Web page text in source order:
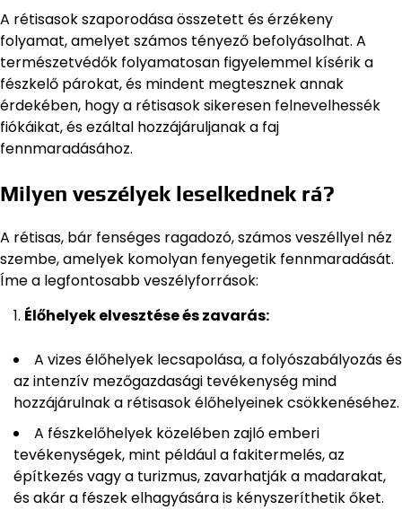
A rétisasok szaporodása összetett és érzékeny
folyamat, amelyet számos tényező befolyásolhat. A
természetvédők folyamatosan figyelemmel kísérik a
fészkelő párokat, és mindent megtesznek annak
érdekében, hogy a rétisasok sikeresen felnevelhessék
fiókáikat, és ezáltal hozzájáruljanak a faj
fennmaradásához.
Milyen veszélyek leselkednek rá?
A rétisas, bár fenséges ragadozó, számos veszéllyel néz
szembe, amelyek komolyan fenyegetik fennmaradását.
Íme a legfontosabb veszélyforrások:
Élőhelyek elvesztése és zavarás:
A vizes élőhelyek lecsapolása, a folyószabályozás és
az intenzív mezőgazdasági tevékenység mind
hozzájárulnak a rétisasok élőhelyeinek csökkenéséhez.
A fészkelőhelyek közelében zajló emberi
tevékenységek, mint például a fakitermelés, az
építkezés vagy a turizmus, zavarhatják a madarakat,
és akár a fészek elhagyására is kényszeríthetik őket.